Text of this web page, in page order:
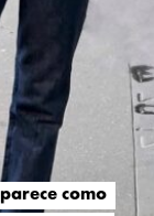
como
como